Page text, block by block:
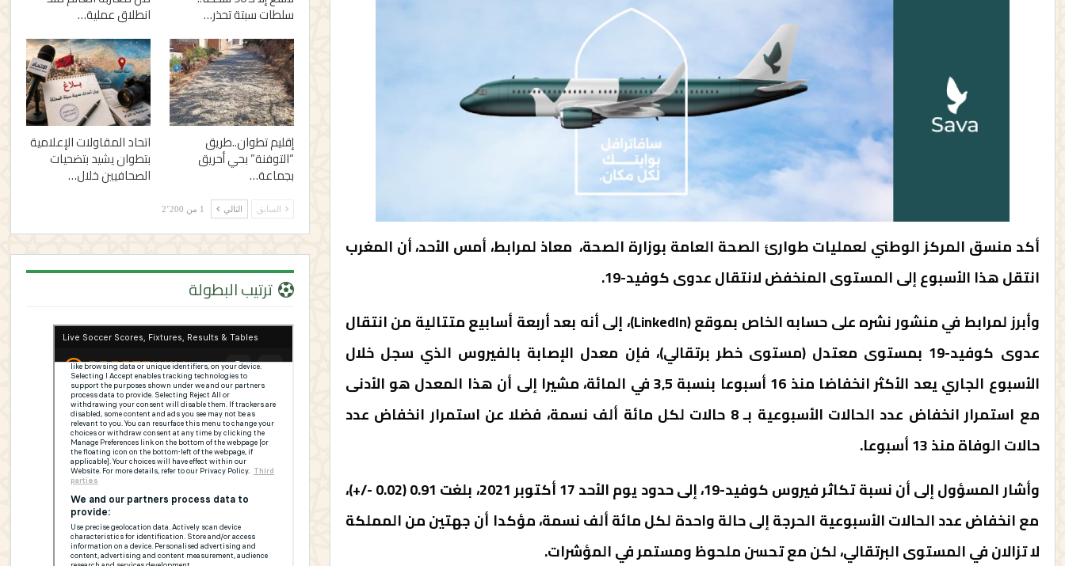
أكد منسق المركز الوطني لعمليات طوارئ الصحة العامة بوزارة الصحة، معاذ لمرابط، أمس الأحد، أن المغرب
انتقل هذا الأسبوع إلى المستوى المنخفض لانتقال عدوى كوفيد-19.
وأبرز لمرابط في منشور نشره على حسابه الخاص بموقع (LinkedIn)، إلى أنه بعد أربعة أسابيع متتالية من انتقال
عدوى كوفيد-19 بمستوى معتدل (مستوى خطر برتقالي)، فإن معدل الإصابة بالفيروس الذي سجل خلال
الأسبوع الجاري يعد الأكثر انخفاضا منذ 16 أسبوعا بنسبة 3,5 في المائة، مشيرا إلى أن هذا المعدل هو الأدنى
مع استمرار انخفاض عدد الحالات الأسبوعية بـ 8 حالات لكل مائة ألف نسمة، فضلا عن استمرار انخفاض عدد
حالات الوفاة منذ 13 أسبوعا.
وأشار المسؤول إلى أن نسبة تكاثر فيروس كوفيد-19، إلى حدود يوم الأحد 17 أكتوبر 2021، بلغت 0.91 (0.02 -/+)،
مع انخفاض عدد الحالات الأسبوعية الحرجة إلى حالة واحدة لكل مائة ألف نسمة، مؤكدا أن جهتين من المملكة
لا تزالان في المستوى البرتقالي، لكن مع تحسن ملحوظ ومستمر في المؤشرات.
سلطات سبتة تحذر… انطلاق عملية…
إقليم تطوان..طريق
“التوفنة” بحي أحريق
بجماعة…
اتحاد المقاولات الإعلامية
بتطوان يشيد بتضحيات
الصحافيين خلال…
السابق التالي 1 من 2٬200
ترتيب البطولة